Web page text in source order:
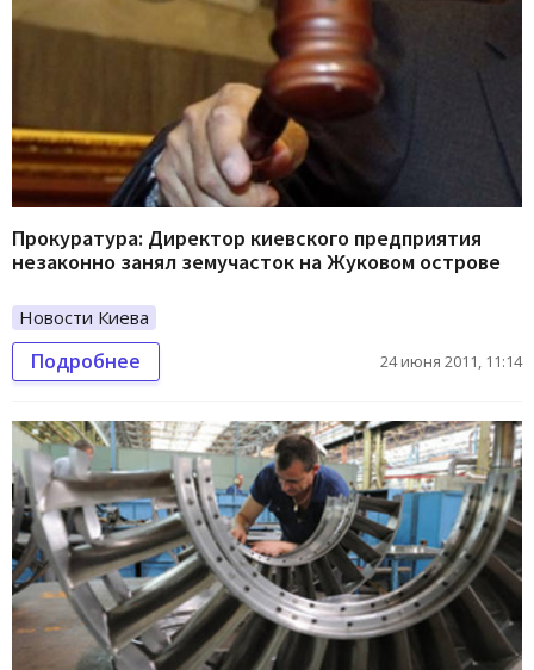
Прокуратура: Директор киевского предприятия
незаконно занял земучасток на Жуковом острове
Новости Киева
Подробнее 24 июня 2011, 11:14